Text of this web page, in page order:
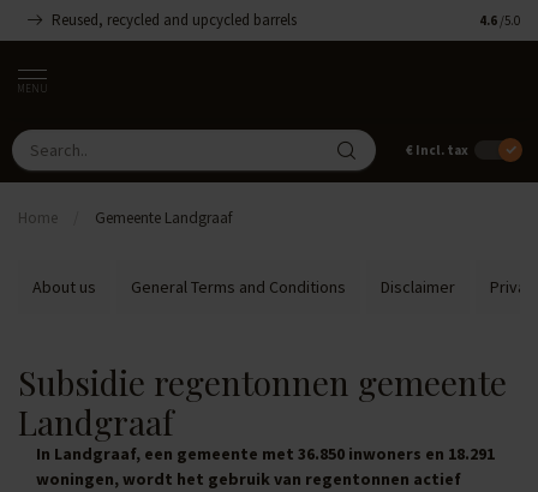
Reused, recycled and upcycled barrels 4.6 /5.0
MENU
€ Incl. tax
Home Gemeente Landgraaf
About us General Terms and Conditions Disclaimer
Subsidie regentonnen gemeente
Landgraaf
In Landgraaf, een gemeente met 36.850 inwoners en 18.291
woningen, wordt het gebruik van regentonnen actief